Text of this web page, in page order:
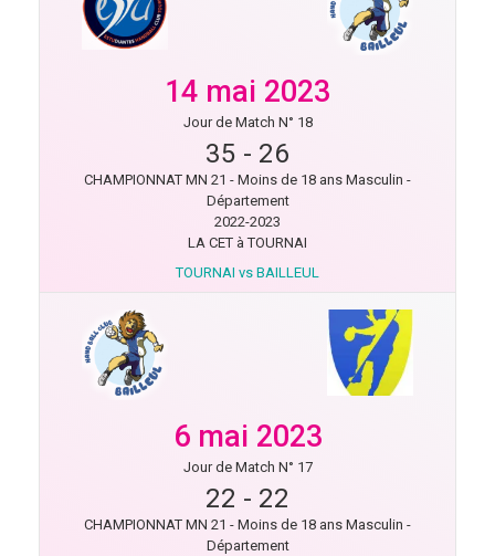
14 mai 2023
Jour de Match N° 18
35 - 26
CHAMPIONNAT MN 21 - Moins de 18 ans Masculin -
Département
2022-2023
LA CET à TOURNAI
TOURNAI vs BAILLEUL
6 mai 2023
Jour de Match N° 17
22 - 22
CHAMPIONNAT MN 21 - Moins de 18 ans Masculin -
Département